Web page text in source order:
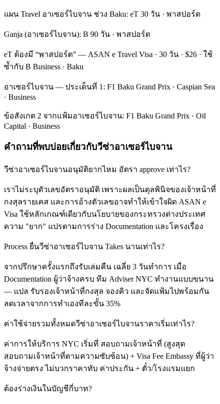
แผน Travel อาเซอร์ไบจาน ช่วง Baku: eT 30 วัน · พาสปอร์ต
Ganja (อาเซอร์ไบจาน): B 90 วัน · พาสปอร์ต
eT ต้องมี “พาสปอร์ต” — ASAN e Travel Visa · 30 วัน · $26 · ใช้
ซ้ำกับ B Business · Baku
อาเซอร์ไบจาน — ประเด็นที่ 1: F1 Baku Grand Prix · Caspian Sea
· Business
ข้อสังเกต 2 จากแฟ้มอาเซอร์ไบจาน: F1 Baku Grand Prix · Oil
Capital · Business
คำถามที่พบบ่อยเกี่ยวกับวีซ่าอาเซอร์ไบจาน
วีซ่าอาเซอร์ไบจานอนุมัติยากไหม อัตรา approve เท่าไร?
เราไม่ระบุตัวเลขอัตราอนุมัติ เพราะผลเป็นดุลพินิจของเจ้าหน้าที่
กงสุลรายเคส และการอ้างตัวเลขอาจทำให้เข้าใจผิด ASAN e
Visa ใช้หลักเกณฑ์เดียวกับนโยบายของกระทรวงต่างประเทศ
ความ "ยาก" แปรตามการร่าง Documentation และโครงเรื่อง
Process ยื่นวีซ่าอาเซอร์ไบจาน Takes นานเท่าไร?
จากปรึกษาครั้งแรกถึงรับเล่มคืน เฉลี่ย 3 วันทำการ เมื่อ
Documentation ผู้ว่าจ้างครบ ทีม Adviser NYC ทำงานแบบขนาน
— แปล รับรองเจ้าหน้าที่กงสุล จองคิว และจัดแฟ้มไปพร้อมกัน
ลดเวลาจากการทำเองทีละขั้น 35%
ค่าใช้จ่ายรวมทั้งหมดวีซ่าอาเซอร์ไบจานราคาเริ่มเท่าไร?
ค่าการให้บริการ NYC เริ่มที่ สอบถามเจ้าหน้าที่ (สูงสุด
สอบถามเจ้าหน้าที่ตามความซับซ้อน) + Visa Fee Embassy ที่ผู้ว่า
จ้างจ่ายตรง ไม่บวกราคาทับ ค่าประกัน + ตั๋ว/โรงแรมแยก
ต้องร่างเงินในบัญชีกี่บาท?